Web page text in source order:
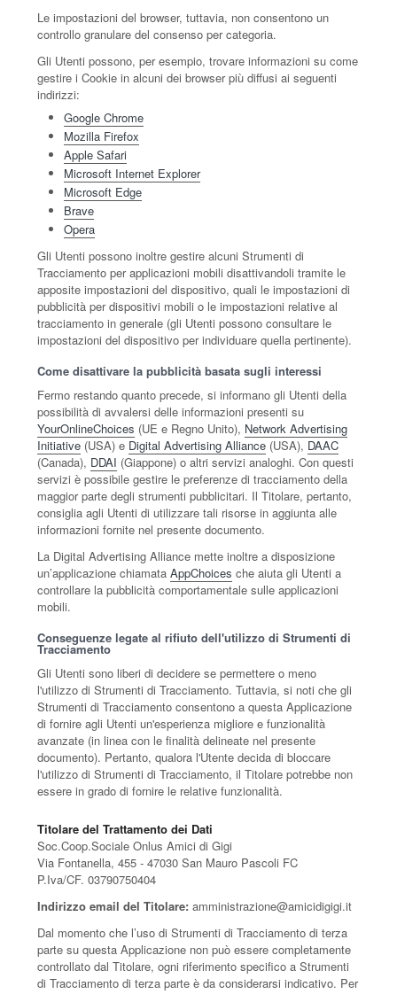
Le impostazioni del browser, tuttavia, non consentono un
controllo granulare del consenso per categoria.
Gli Utenti possono, per esempio, trovare informazioni su come
gestire i Cookie in alcuni dei browser più diffusi ai seguenti
indirizzi:
Google Chrome
Mozilla Firefox
Apple Safari
Microsoft Internet Explorer
Microsoft Edge
Brave
Opera
Gli Utenti possono inoltre gestire alcuni Strumenti di
Tracciamento per applicazioni mobili disattivandoli tramite le
apposite impostazioni del dispositivo, quali le impostazioni di
pubblicità per dispositivi mobili o le impostazioni relative al
tracciamento in generale (gli Utenti possono consultare le
impostazioni del dispositivo per individuare quella pertinente).
Come disattivare la pubblicità basata sugli interessi
Fermo restando quanto precede, si informano gli Utenti della
possibilità di avvalersi delle informazioni presenti su
YourOnlineChoices (UE e Regno Unito), Network Advertising
Initiative (USA) e Digital Advertising Alliance (USA), DAAC
(Canada), DDAI (Giappone) o altri servizi analoghi. Con questi
servizi è possibile gestire le preferenze di tracciamento della
maggior parte degli strumenti pubblicitari. Il Titolare, pertanto,
consiglia agli Utenti di utilizzare tali risorse in aggiunta alle
informazioni fornite nel presente documento.
La Digital Advertising Alliance mette inoltre a disposizione
un’applicazione chiamataAppChoices che aiuta gli Utenti a
controllare la pubblicità comportamentale sulle applicazioni
mobili.
Conseguenze legate al rifiuto dell'utilizzo di Strumenti di
Tracciamento
Gli Utenti sono liberi di decidere se permettere o meno
l'utilizzo di Strumenti di Tracciamento. Tuttavia, si noti che gli
Strumenti di Tracciamento consentono a questa Applicazione
di fornire agli Utenti un'esperienza migliore e funzionalità
avanzate (in linea con le finalità delineate nel presente
documento). Pertanto, qualora l'Utente decida di bloccare
l'utilizzo di Strumenti di Tracciamento, il Titolare potrebbe non
essere in grado di fornire le relative funzionalità.
Titolare del Trattamento dei Dati
Soc.Coop.Sociale Onlus Amici di Gigi
Via Fontanella, 455 - 47030 San Mauro Pascoli FC
P.Iva/CF. 03790750404
Indirizzo email del Titolare: amministrazione@amicidigigi.it
Dal momento che l’uso di Strumenti di Tracciamento di terza
parte su questa Applicazione non può essere completamente
controllato dal Titolare, ogni riferimento specifico a Strumenti
di Tracciamento di terza parte è da considerarsi indicativo. Per